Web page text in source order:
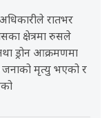
रातभर
क्षेत्रमा रुसले
ड्रोन आक्रमणमा
जनाको मृत्यु भएको र